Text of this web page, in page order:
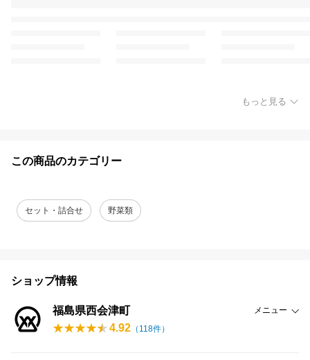
もっと見る
この商品のカテゴリー
セット・詰合せ 野菜類
ショップ情報
福島県西会津町 メニュー
4.92 （ 118件）